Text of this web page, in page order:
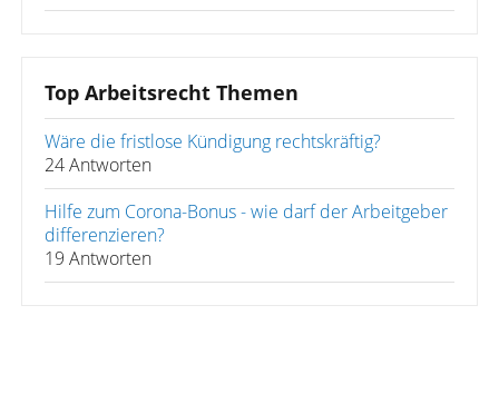
Top Arbeitsrecht Themen
Wäre die fristlose Kündigung rechtskräftig?
24 Antworten
Hilfe zum Corona-Bonus - wie darf der Arbeitgeber
differenzieren?
19 Antworten